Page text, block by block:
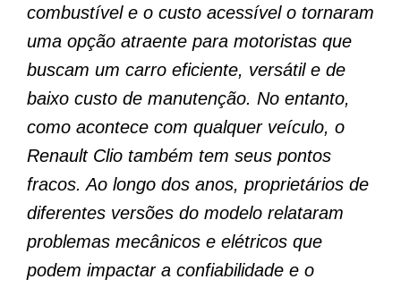
combustível e o custo acessível o tornaram
uma opção atraente para motoristas que
buscam um carro eficiente, versátil e de
baixo custo de manutenção. No entanto,
como acontece com qualquer veículo, o
Renault Clio também tem seus pontos
fracos. Ao longo dos anos, proprietários de
diferentes versões do modelo relataram
problemas mecânicos e elétricos que
podem impactar a confiabilidade e o